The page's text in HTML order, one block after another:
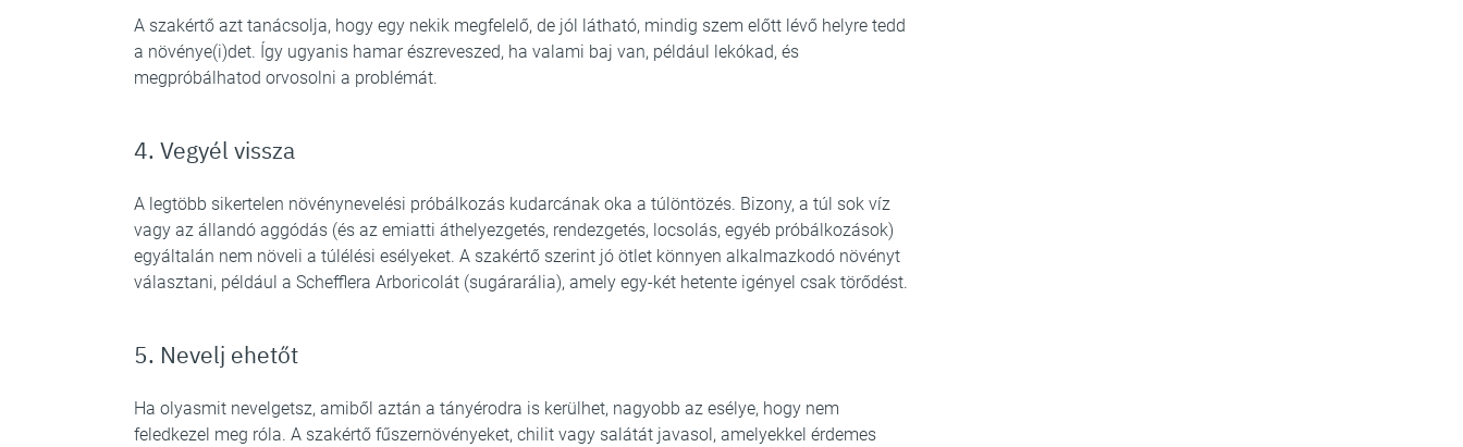
A szakértő azt tanácsolja, hogy egy nekik megfelelő, de jól látható, mindig szem előtt lévő helyre tedd
a növénye(i)det. Így ugyanis hamar észreveszed, ha valami baj van, például lekókad, és
megpróbálhatod orvosolni a problémát.
4. Vegyél vissza
A legtöbb sikertelen növénynevelési próbálkozás kudarcának oka a túlöntözés. Bizony, a túl sok víz
vagy az állandó aggódás (és az emiatti áthelyezgetés, rendezgetés, locsolás, egyéb próbálkozások)
egyáltalán nem növeli a túlélési esélyeket. A szakértő szerint jó ötlet könnyen alkalmazkodó növényt
választani, például a Schefflera Arboricolát (sugárarália), amely egy-két hetente igényel csak törődést.
5. Nevelj ehetőt
Ha olyasmit nevelgetsz, amiből aztán a tányérodra is kerülhet, nagyobb az esélye, hogy nem
feledkezel meg róla. A szakértő fűszernövényeket, chilit vagy salátát javasol, amelyekkel érdemes